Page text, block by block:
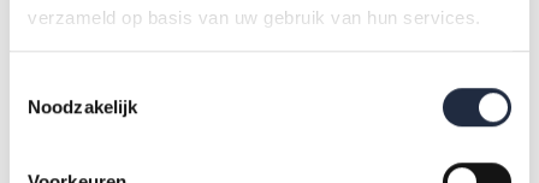
verzameld op basis van uw gebruik van hun services.
Noodzakelijk
verpleging en verzorging en de thuiszorg en de
kinderopvang is de uitstroom onder medewerkers jonger
instroom onder medewerkers jonger dan 25 jaar het hoogst.